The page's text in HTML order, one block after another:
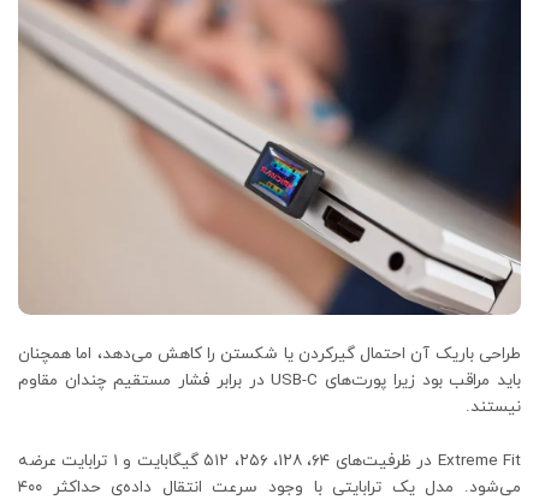
طراحی باریک آن احتمال گیرکردن یا شکستن را کاهش می‌دهد، اما همچنان
باید مراقب بود زیرا پورت‌های USB-C در برابر فشار مستقیم چندان مقاوم
نیستند.
Extreme Fit در ظرفیت‌های ۶۴، ۱۲۸، ۲۵۶، ۵۱۲ گیگابایت و ۱ ترابایت عرضه
می‌شود. مدل یک ترابایتی با وجود سرعت انتقال داده‌ی حداکثر ۴۰۰